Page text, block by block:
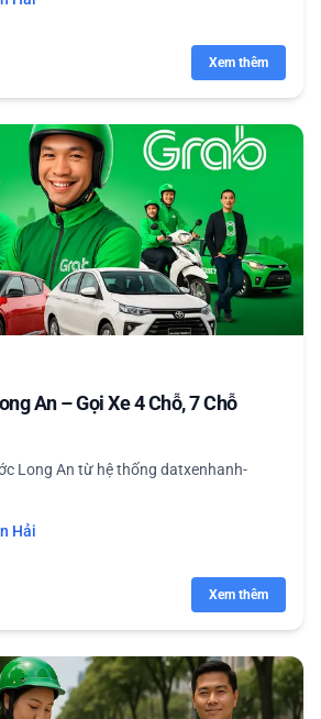
Xem thêm
An – Gọi Xe 4 Chỗ, 7 Chỗ
Long An từ hệ thống datxenhanh-
Hải
Xem thêm